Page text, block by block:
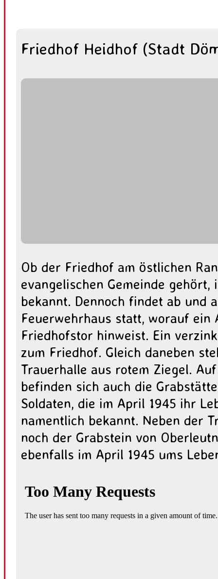
Friedhof Heidhof (Stadt
Ob der Friedhof am östlichen
evangelischen Gemeinde
bekannt. Dennoch findet ab und
Feuerwehrhaus statt, worauf ein
Friedhofstor hinweist. Ein
zum Friedhof. Gleich daneben
Trauerhalle aus rotem Ziegel.
befinden sich auch die
Soldaten, die im April 1945 ihr
namentlich bekannt. Neben der
noch der Grabstein von
ebenfalls im April 1945 ums